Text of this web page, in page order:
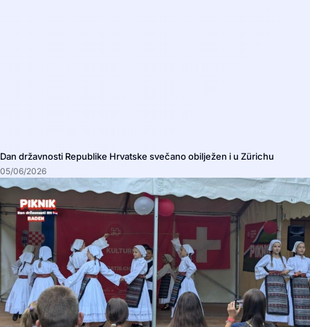
Dan državnosti Republike Hrvatske svečano obilježen i u Zürichu
05/06/2026